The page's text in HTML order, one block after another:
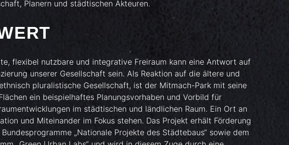
Planern und städtischen Akteuren.
flexibel nutzbare und integrative Freiraum kann eine Antwort auf
unserer Gesellschaft sein. Als Reaktion auf die ältere und
pluralistische Gesellschaft, ist der Mitmach-Park mit seine
ein beispielhaftes Planungsvorhaben und Vorbild für
im städtischen und ländlichen Raum. Ein Ort an
und Miteinander im Fokus stehen. Das Projekt erhält Förderung
„Nationale Projekte des Städtebaus“ sowie dem